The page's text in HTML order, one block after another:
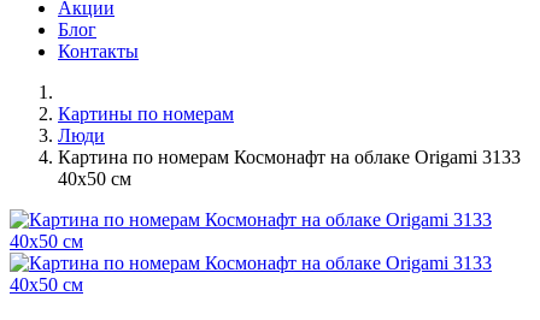
Акции
Блог
Контакты
Картины по номерам
Люди
Картина по номерам Космонафт на облаке Origami 3133
40x50 см